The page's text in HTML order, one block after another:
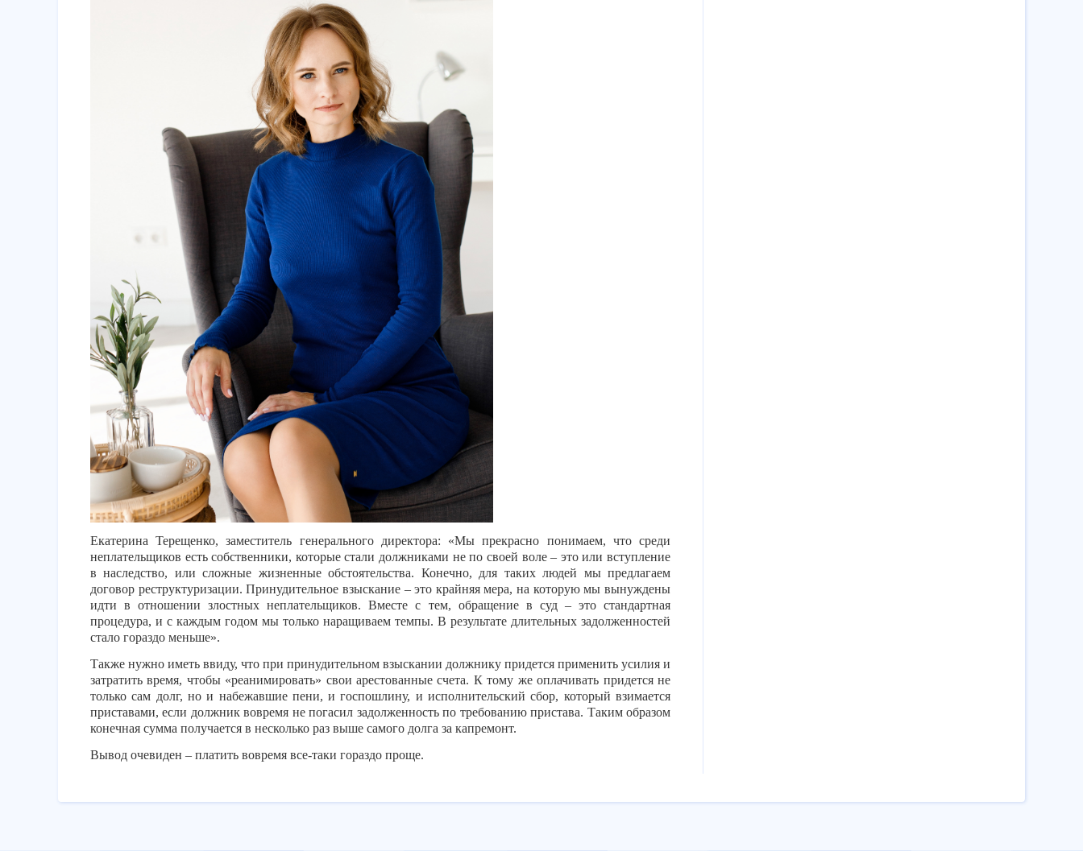
Екатерина Терещенко, заместитель генерального директора: «Мы прекрасно понимаем, что среди
неплательщиков есть собственники, которые стали должниками не по своей воле – это или вступление
в наследство, или сложные жизненные обстоятельства. Конечно, для таких людей мы предлагаем
договор реструктуризации. Принудительное взыскание – это крайняя мера, на которую мы вынуждены
идти в отношении злостных неплательщиков. Вместе с тем, обращение в суд – это стандартная
процедура, и с каждым годом мы только наращиваем темпы. В результате длительных задолженностей
стало гораздо меньше».
Также нужно иметь ввиду, что при принудительном взыскании должнику придется применить усилия и
затратить время, чтобы «реанимировать» свои арестованные счета. К тому же оплачивать придется не
только сам долг, но и набежавшие пени, и госпошлину, и исполнительский сбор, который взимается
приставами, если должник вовремя не погасил задолженность по требованию пристава. Таким образом
конечная сумма получается в несколько раз выше самого долга за капремонт.
Вывод очевиден – платить вовремя все-таки гораздо проще.